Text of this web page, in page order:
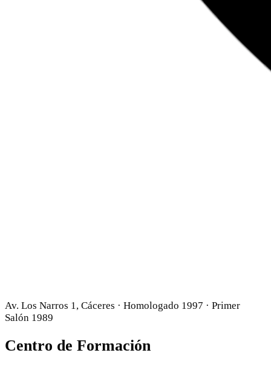
Av. Los Narros 1, Cáceres · Homologado 1997 · Primer
Salón 1989
Centro de Formación